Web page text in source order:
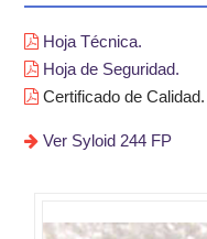
Hoja Técnica.
Hoja de Seguridad.
Certificado de Calidad.
Ver Syloid 244 FP